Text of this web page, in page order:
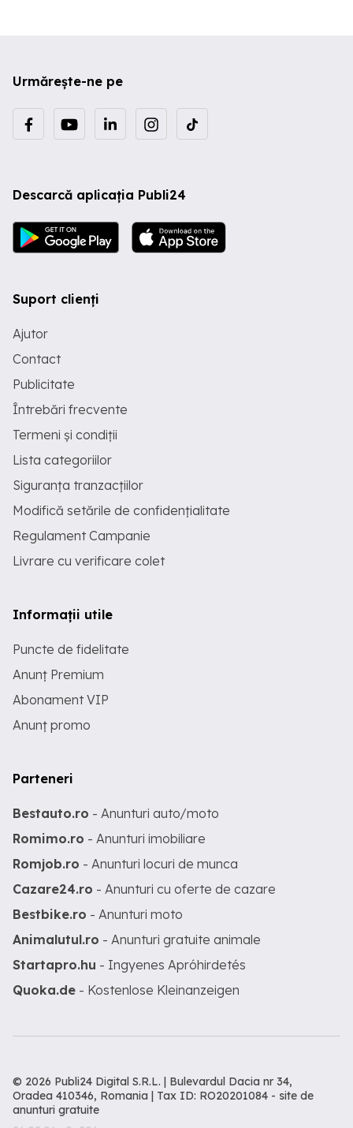
Urmărește-ne pe
Descarcă aplicația Publi24
Suport clienți
Ajutor
Contact
Publicitate
Întrebări frecvente
Termeni și condiții
Lista categoriilor
Siguranța tranzacțiilor
Modifică setările de confidențialitate
Regulament Campanie
Livrare cu verificare colet
Informații utile
Puncte de fidelitate
Anunț Premium
Abonament VIP
Anunț promo
Parteneri
Bestauto.ro - Anunturi auto/moto
Romimo.ro - Anunturi imobiliare
Romjob.ro - Anunturi locuri de munca
Cazare24.ro - Anunturi cu oferte de cazare
Bestbike.ro - Anunturi moto
Animalutul.ro - Anunturi gratuite animale
Startapro.hu - Ingyenes Apróhirdetés
Quoka.de - Kostenlose Kleinanzeigen
© 2026 Publi24 Digital S.R.L. | Bulevardul Dacia nr 34,
Oradea 410346, Romania | Tax ID: RO20201084 - site de
anunturi gratuite